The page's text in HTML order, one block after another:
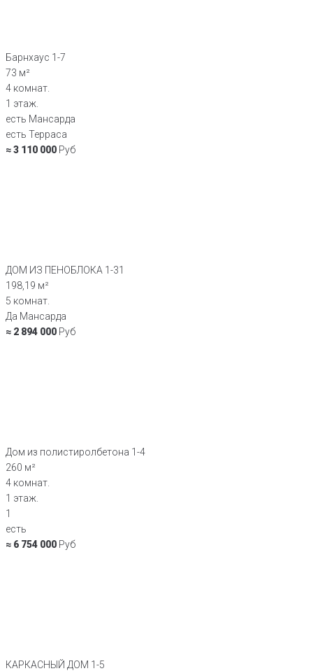
Барнхаус 1-7
73 м²
4 комнат.
1 этаж.
есть Мансарда
есть Терраса
≈ 3 110 000 Руб
ДОМ ИЗ ПЕНОБЛОКА 1-31
198,19 м²
5 комнат.
Да Мансарда
≈ 2 894 000 Руб
Дом из полистиролбетона 1-4
260 м²
4 комнат.
1 этаж.
1
есть
≈ 6 754 000 Руб
КАРКАСНЫЙ ДОМ 1-5